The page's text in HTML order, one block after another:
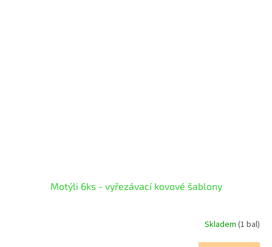
Motýli 6ks - vyřezávací kovové šablony
Skladem (1 bal)